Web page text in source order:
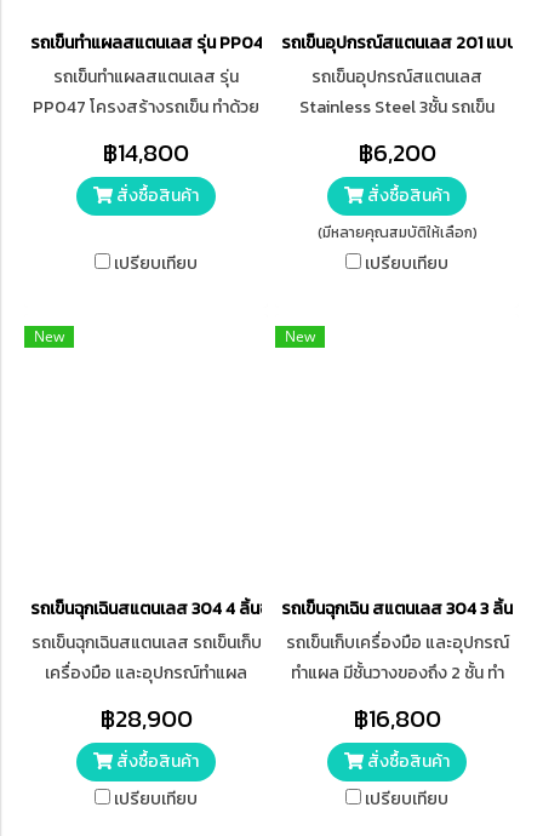
รถเข็นทำแผลสแตนเลส รุ่น PP047
รถเข็นทำแผลสแตนเลส รุ่น
PP047 โครงสร้างรถเข็น ทำด้วย
สแตนเลสกลม ขนาด กว้าง x ยาว
x สูง (45 x 75 x 80 ซม.) (+5 ซม.)
แบบไม่มีเบรก สามารถรับน้ำหนัก
฿14,800
สั่งซื้อสินค้า
เปรียบเทียบ
รถเข็นอุปกรณ์สแตนเลส 201 แบบปร
รถเข็นอุปกรณ์สแตนเลส
Stainless Steel 3ชั้น รถเข็น
อเนกประสงค์ ไม่มีลิ้นชัก
฿6,200
สั่งซื้อสินค้า
(มีหลายคุณสมบัติให้เลือก)
เปรียบเทียบ
New
รถเข็นฉุกเฉินสแตนเลส 304 4 ลิ้นชัก พร้อมบอร์ด CPR เสาน้ำเกลือ
รถเข็นฉุกเฉินสแตนเลส รถเข็นเก็บ
เครื่องมือ และอุปกรณ์ทำแผล
จากสแตนเลส 304 มีช่องใส่ถัง
ออกซิเจน 4 ลิ้นชัก มาพร้อมบอร์ด
CPR และเสาน้ำเกลือ ด้านล่างมีล้อ
฿28,900
สั่งซื้อสินค้า
เปรียบเทียบ
New
รถเข็นฉุกเฉิน สแตนเลส 304 3 ลิ้นชัก
รถเข็นเก็บเครื่องมือ และอุปกรณ์
ทำแผล มีชั้นวางของถึง 2 ชั้น ทำ
มาพร้อมบอร์ด CPR และเสาน้ำ
เกลือ กว้าง x ยาว x สูง =54.5 x
41.5 x 92-157 ซม. (รวมเสาน้ำ
฿16,800
สั่งซื้อสินค้า
เปรียบเทียบ